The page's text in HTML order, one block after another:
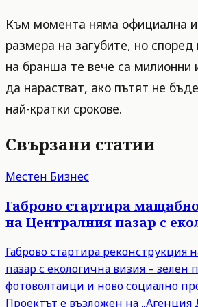
Към момента няма официална
размера на загубите, но
на бранша те вече са
да нарастват, ако пътят не
най-кратки срокове.
Свързани статии
Местен Бизнес
Габрово стартира
на Централния пазар с
Габрово стартира реконструкция
пазар с екологична визия – зелен
фотоволтаици и ново социално
Проектът е възложен на